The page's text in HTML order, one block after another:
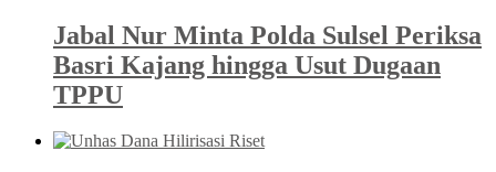
Jabal Nur Minta Polda Sulsel Periksa
Basri Kajang hingga Usut Dugaan
TPPU